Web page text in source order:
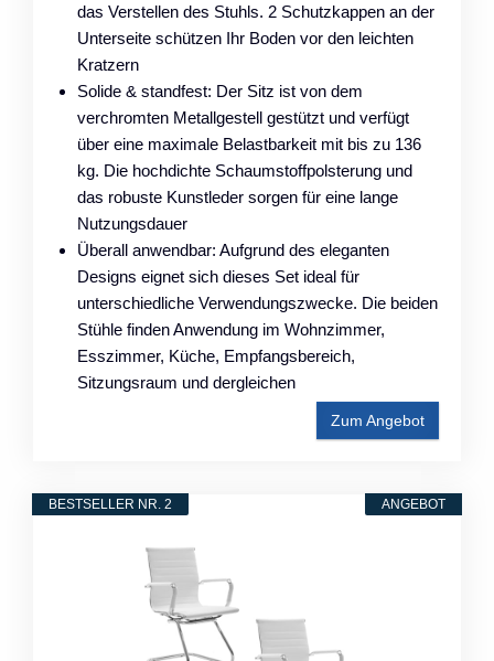
das Verstellen des Stuhls. 2 Schutzkappen an der
Unterseite schützen Ihr Boden vor den leichten
Kratzern
Solide & standfest: Der Sitz ist von dem
verchromten Metallgestell gestützt und verfügt
über eine maximale Belastbarkeit mit bis zu 136
kg. Die hochdichte Schaumstoffpolsterung und
das robuste Kunstleder sorgen für eine lange
Nutzungsdauer
Überall anwendbar: Aufgrund des eleganten
Designs eignet sich dieses Set ideal für
unterschiedliche Verwendungszwecke. Die beiden
Stühle finden Anwendung im Wohnzimmer,
Esszimmer, Küche, Empfangsbereich,
Sitzungsraum und dergleichen
Zum Angebot
ANGEBOT
BESTSELLER NR. 2